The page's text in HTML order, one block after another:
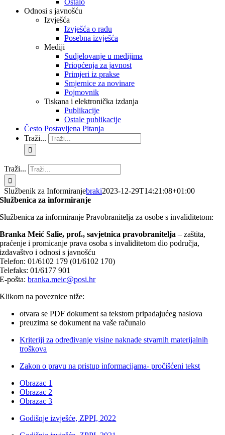
Ostalo
Odnosi s javnošću
Izvješća
Izvješća o radu
Posebna izvješća
Mediji
Sudjelovanje u medijima
Priopćenja za javnost
Primjeri iz prakse
Smjernice za novinare
Pojmovnik
Tiskana i elektronička izdanja
Publikacije
Ostale publikacije
Često Postavljena Pitanja
Traži...
Traži...
Službenik za Informiranjebraki2023-12-29T14:21:08+01:00
Službenica za informiranje
Službenica za informiranje Pravobranitelja za osobe s invaliditetom:
Branka Meić Salie, prof., savjetnica pravobranitelja – zaštita,
praćenje i promicanje prava osoba s invaliditetom dio područja,
izdavaštvo i odnosi s javnošću
Telefon: 01/6102 179 (01/6102 170)
Telefaks: 01/6177 901
E-pošta:branka.meic@posi.hr
Klikom na poveznice niže:
otvara se PDF dokument sa tekstom pripadajućeg naslova
preuzima se dokument na vaše računalo
Kriteriji za određivanje visine naknade stvarnih materijalnih
troškova
Zakon o pravu na pristup informacijama- pročišćeni tekst
Obrazac 1
Obrazac 2
Obrazac 3
Godišnje izvješće, ZPPI, 2022